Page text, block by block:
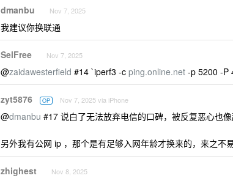
dmanbu Nov 7, 2025
我建议你换联通
SelFree Nov 7, 2025
@zaidawesterfield #14 `iperf3 -c ping.online.net -p 5200 -P
zyt5876 OP Nov 7, 2025 via iPhone
@dmanbu #17 说白了无法放弃电信的口碑，被反复恶心也像
另外我有公网 ip ，那个是有足够入网年龄才换来的，来之不
zhighest Nov 8, 2025